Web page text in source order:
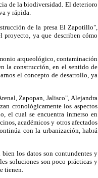
de la biodiversidad. El deterioro
y rápida.
de la presa El Zapotillo",
ya que describen cómo
arqueológico, contaminación
la construcción, en el sentido de
el concepto de desarrollo, ya
Zapopan, Jalisco", Alejandra
cronológicamente los aspectos
el cual se encuentra inmerso en
académicos y otros afectados
con la urbanización, habrá
los datos son contundentes y
soluciones son poco prácticas y
tienen.